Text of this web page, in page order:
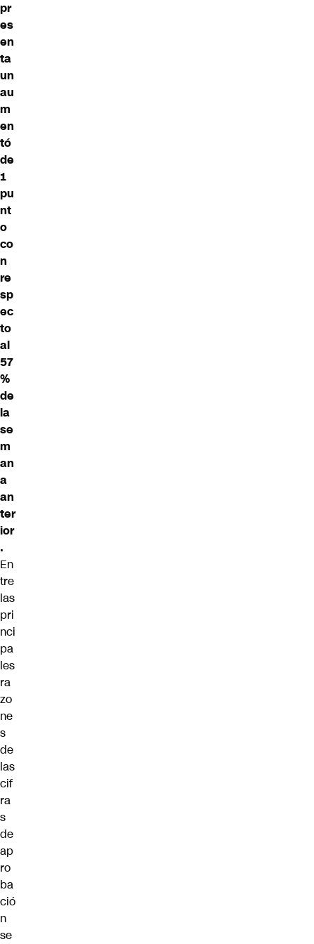
pr
es
en
ta
un
au
m
en
tó
de
1
pu
nt
o
co
n
re
sp
ec
to
al
57
%
de
la
se
m
an
a
an
ter
ior
.
En
tre
las
pri
nci
pa
les
ra
zo
ne
s
de
las
cif
ra
s
de
ap
ro
ba
ció
n
se